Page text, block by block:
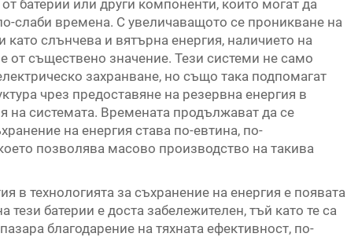
батерии или други компоненти, които могат да
слаби времена. С увеличаващото се проникване на
слънчева и вятърна енергия, наличието на
от съществено значение. Тези системи не само
захранване, но също така подпомагат
чрез предоставяне на резервна енергия в
системата. Времената продължават да се
на енергия става по-евтина, по-
позволява масово производство на такива
в технологията за съхранение на енергия е появата
батерии е доста забележителен, тъй като те са
благодарение на тяхната ефективност, по-